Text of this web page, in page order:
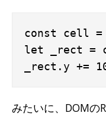
const cell =
let _rect =
みたいに、DOMの